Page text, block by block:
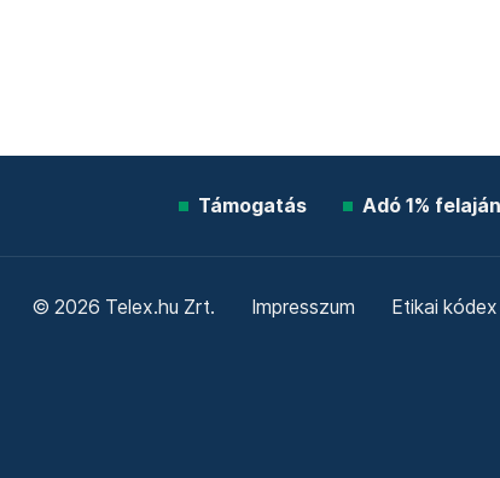
Támogatás Adó 1%
© 2026 Telex.hu Zrt. Impresszum Etikai kódex